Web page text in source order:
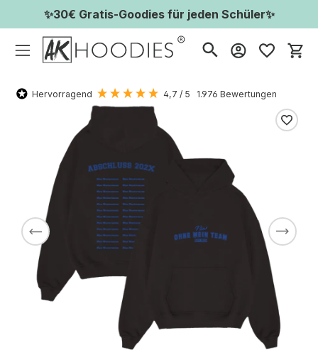
✨30€ Gratis-Goodies für jeden Schüler✨
Hervorragend 4,7 / 5 1.976 Bewertungen